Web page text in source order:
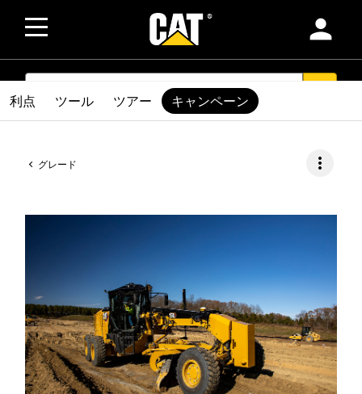
person
SEARCH
グレード more_vert
利点 ツール ツアー キャンペーン